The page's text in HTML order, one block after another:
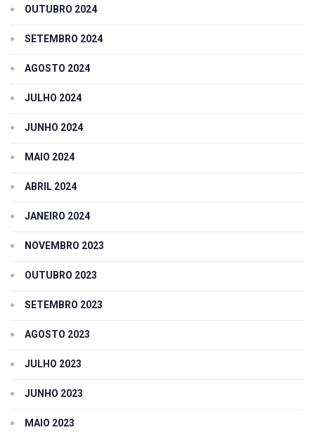
OUTUBRO 2024
SETEMBRO 2024
AGOSTO 2024
JULHO 2024
JUNHO 2024
MAIO 2024
ABRIL 2024
JANEIRO 2024
NOVEMBRO 2023
OUTUBRO 2023
SETEMBRO 2023
AGOSTO 2023
JULHO 2023
JUNHO 2023
MAIO 2023